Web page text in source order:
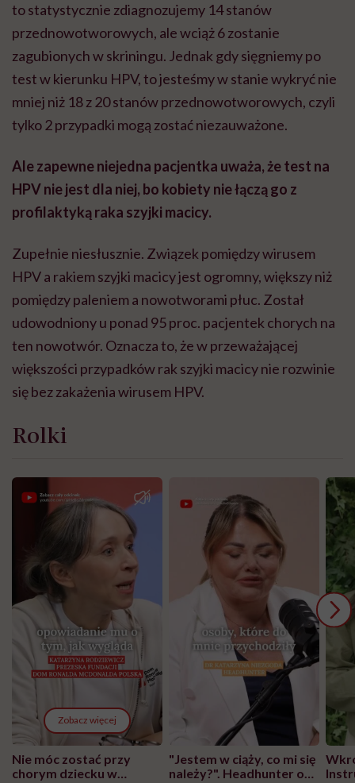
to statystycznie zdiagnozujemy 14 stanów
przednowotworowych, ale wciąż 6 zostanie
zagubionych w skriningu. Jednak gdy sięgniemy po
test w kierunku HPV, to jesteśmy w stanie wykryć nie
mniej niż 18 z 20 stanów przednowotworowych, czyli
tylko 2 przypadki mogą zostać niezauważone.
Ale zapewne niejedna pacjentka uważa, że test na
HPV nie jest dla niej, bo kobiety nie łączą go z
profilaktyką raka szyjki macicy.
Zupełnie niesłusznie. Związek pomiędzy wirusem
HPV a rakiem szyjki macicy jest ogromny, większy niż
pomiędzy paleniem a nowotworami płuc. Został
udowodniony u ponad 95 proc. pacjentek chorych na
ten nowotwór. Oznacza to, że w przeważającej
większości przypadków rak szyjki macicy nie rozwinie
się bez zakażenia wirusem HPV.
Rolki
Zobacz więcej
Nie móc zostać przy
chorym dziecku w
"Jestem w ciąży, co mi się
należy?". Headhunter o